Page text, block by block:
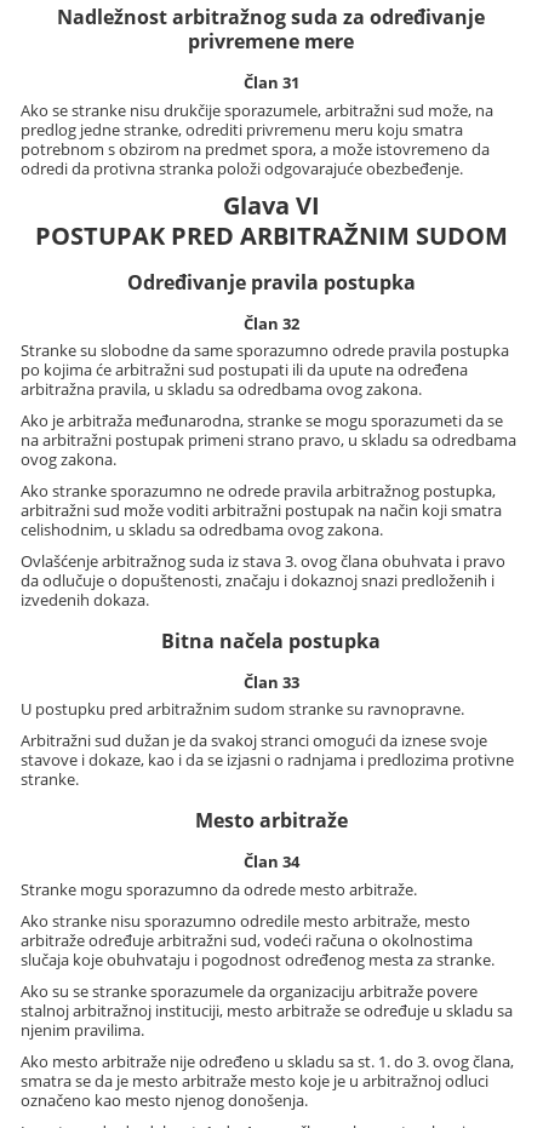
Nadležnost arbitražnog suda za određivanje
privremene mere
Član 31
Ako se stranke nisu drukčije sporazumele, arbitražni sud može, na
predlog jedne stranke, odrediti privremenu meru koju smatra
potrebnom s obzirom na predmet spora, a može istovremeno da
odredi da protivna stranka položi odgovarajuće obezbeđenje.
Glava VI
POSTUPAK PRED ARBITRAŽNIM SUDOM
Određivanje pravila postupka
Član 32
Stranke su slobodne da same sporazumno odrede pravila postupka
po kojima će arbitražni sud postupati ili da upute na određena
arbitražna pravila, u skladu sa odredbama ovog zakona.
Ako je arbitraža međunarodna, stranke se mogu sporazumeti da se
na arbitražni postupak primeni strano pravo, u skladu sa odredbama
ovog zakona.
Ako stranke sporazumno ne odrede pravila arbitražnog postupka,
arbitražni sud može voditi arbitražni postupak na način koji smatra
celishodnim, u skladu sa odredbama ovog zakona.
Ovlašćenje arbitražnog suda iz stava 3. ovog člana obuhvata i pravo
da odlučuje o dopuštenosti, značaju i dokaznoj snazi predloženih i
izvedenih dokaza.
Bitna načela postupka
Član 33
U postupku pred arbitražnim sudom stranke su ravnopravne.
Arbitražni sud dužan je da svakoj stranci omogući da iznese svoje
stavove i dokaze, kao i da se izjasni o radnjama i predlozima protivne
stranke.
Mesto arbitraže
Član 34
Stranke mogu sporazumno da odrede mesto arbitraže.
Ako stranke nisu sporazumno odredile mesto arbitraže, mesto
arbitraže određuje arbitražni sud, vodeći računa o okolnostima
slučaja koje obuhvataju i pogodnost određenog mesta za stranke.
Ako su se stranke sporazumele da organizaciju arbitraže povere
stalnoj arbitražnoj instituciji, mesto arbitraže se određuje u skladu sa
njenim pravilima.
Ako mesto arbitraže nije određeno u skladu sa st. 1. do 3. ovog člana,
smatra se da je mesto arbitraže mesto koje je u arbitražnoj odluci
označeno kao mesto njenog donošenja.